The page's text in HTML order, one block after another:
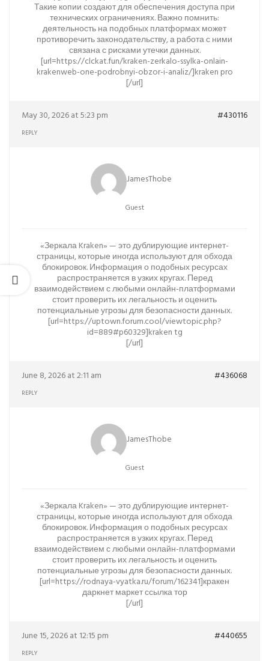
Такие копии создают для обеспечения доступа при
технических ограничениях. Важно помнить:
деятельность на подобных платформах может
противоречить законодательству, а работа с ними
связана с рисками утечки данных.
[url=https://clckat.fun/kraken-zerkalo-ssylka-onlain-
krakenweb-one-podrobnyi-obzor-i-analiz/]kraken pro
[/url]
May 30, 2026 at 5:23 pm #430116
REPLY
JamesThobe
Guest
«Зеркала Kraken» — это дублирующие интернет-
страницы, которые иногда используют для обхода
блокировок. Информация о подобных ресурсах
распространяется в узких кругах. Перед
взаимодействием с любыми онлайн-платформами
стоит проверить их легальность и оценить
потенциальные угрозы для безопасности данных.
[url=https://uptown.forum.cool/viewtopic.php?
id=889#p60329]kraken tg
[/url]
June 8, 2026 at 2:11 am #436068
REPLY
JamesThobe
Guest
«Зеркала Kraken» — это дублирующие интернет-
страницы, которые иногда используют для обхода
блокировок. Информация о подобных ресурсах
распространяется в узких кругах. Перед
взаимодействием с любыми онлайн-платформами
стоит проверить их легальность и оценить
потенциальные угрозы для безопасности данных.
[url=https://rodnaya-vyatka.ru/forum/162341]кракен
даркнет маркет ссылка тор
[/url]
June 15, 2026 at 12:15 pm #440655
REPLY